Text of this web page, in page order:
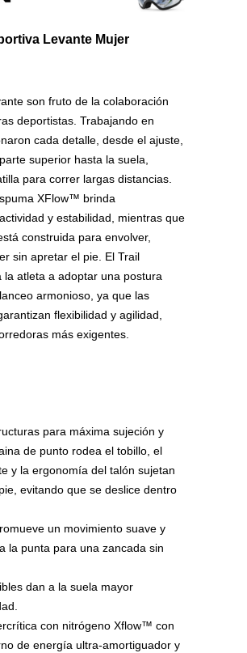
Levante Mujer
son fruto de la colaboración
deportistas. Trabajando en
cada detalle, desde el ajuste,
superior hasta la suela,
para correr largas distancias.
XFlow™ brinda
y estabilidad, mientras que
construida para envolver,
sin apretar el pie. El Trail
atleta a adoptar una postura
armonioso, ya que las
flexibilidad y agilidad,
más exigentes.
para máxima sujeción y
de punto rodea el tobillo, el
y la ergonomía del talón sujetan
evitando que se deslice dentro
un movimiento suave y
la punta para una zancada sin
dan a la suela mayor
con nitrógeno Xflow™ con
de energía ultra-amortiguador y